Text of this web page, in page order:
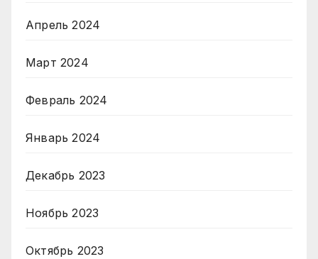
Апрель 2024
Март 2024
Февраль 2024
Январь 2024
Декабрь 2023
Ноябрь 2023
Октябрь 2023